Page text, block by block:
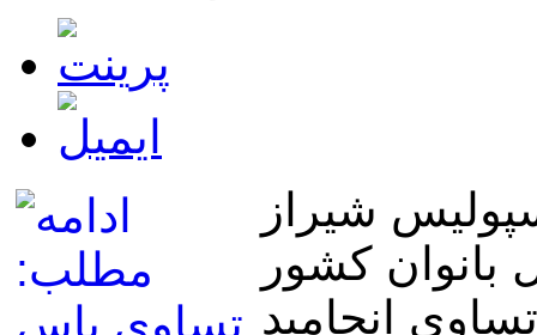
شیراز
بانوان کشور